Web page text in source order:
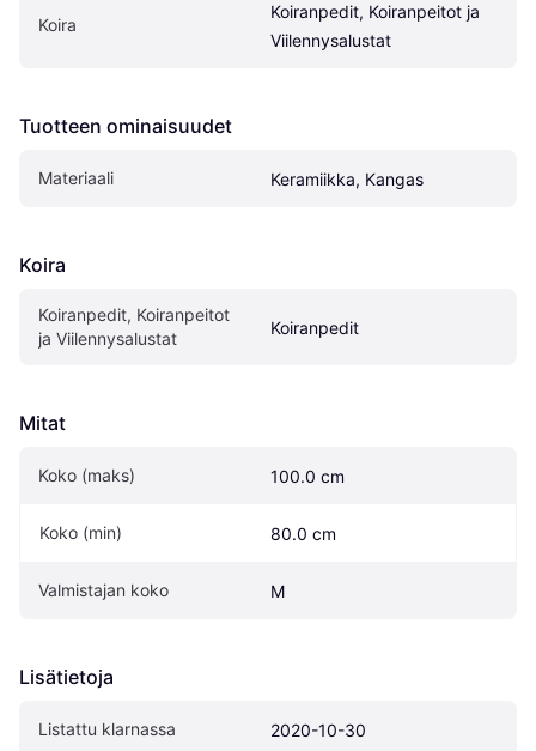
Koira
Koiranpedit, Koiranpeitot ja
Viilennysalustat
Tuotteen ominaisuudet
Materiaali Keramiikka, Kangas
Koira
Koiranpedit, Koiranpeitot
ja Viilennysalustat
Koiranpedit
Mitat
Koko (maks) 100.0 cm
Koko (min) 80.0 cm
Valmistajan koko M
Lisätietoja
Listattu klarnassa 2020-10-30